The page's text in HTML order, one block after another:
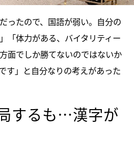
ったので、国語が弱い。自分の
「体力がある、バイタリティー
面でしか勝てないのではないか
す」と自分なりの考えがあった
するも…漢字が